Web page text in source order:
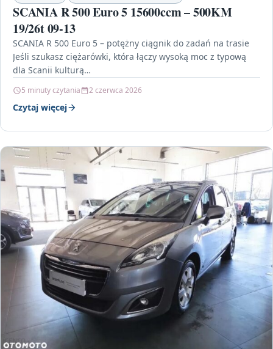
SCANIA R 500 Euro 5 15600ccm – 500KM
19/26t 09-13
SCANIA R 500 Euro 5 – potężny ciągnik do zadań na trasie
Jeśli szukasz ciężarówki, która łączy wysoką moc z typową
dla Scanii kulturą…
5 minuty czytania 2 czerwca 2026
Czytaj więcej